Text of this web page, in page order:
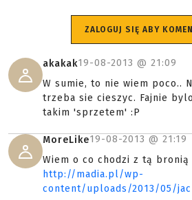
ZALOGUJ SIĘ ABY
akakak19-08-2013 @ 21:09
W sumie, to nie wiem poco..
trzeba sie cieszyc. Fajnie
takim 'sprzetem' :P
MoreLike19-08-2013 @ 21:19
Wiem o co chodzi z tą
http://madia.pl/wp-
content/uploads/2013/05/